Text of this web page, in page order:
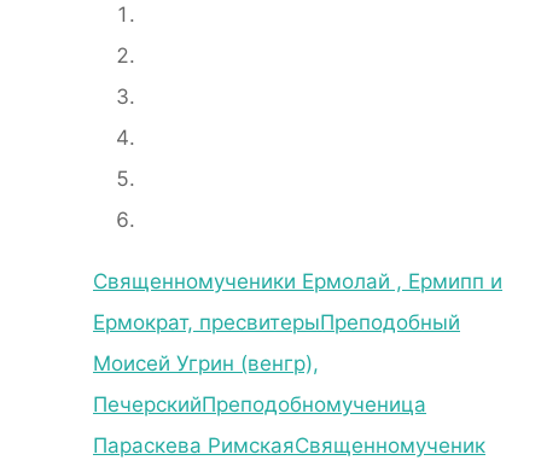
Священномученики Ермолай , Ермипп и
Ермократ, пресвитерыПреподобный
Моисей Угрин (венгр),
ПечерскийПреподобномученица
Параскева РимскаяСвященномученик